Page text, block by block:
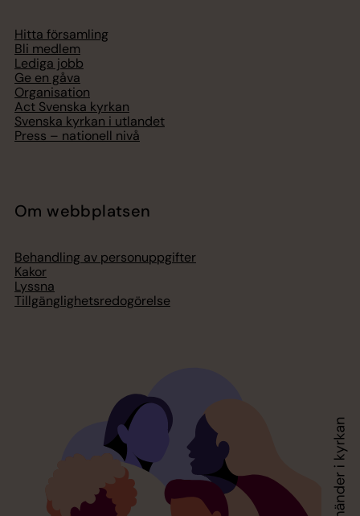
Hitta församling
Bli medlem
Lediga jobb
Ge en gåva
Organisation
Act Svenska kyrkan
Svenska kyrkan i utlandet
Press – nationell nivå
Om webbplatsen
Behandling av personuppgifter
Kakor
Lyssna
Tillgänglighetsredogörelse